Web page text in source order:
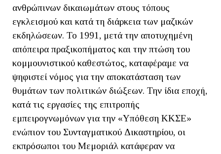
ανθρώπινων δικαιωμάτων στους τόπους
εγκλεισμού και κατά τη διάρκεια των μαζικών
εκδηλώσεων. Το 1991, μετά την αποτυχημένη
απόπειρα πραξικοπήματος και την πτώση του
κομμουνιστικού καθεστώτος, καταφέραμε να
ψηφιστεί νόμος για την αποκατάσταση των
θυμάτων των πολιτικών διώξεων. Την ίδια εποχή,
κατά τις εργασίες της επιτροπής
εμπειρογνωμόνων για την «Υπόθεση ΚΚΣΕ»
ενώπιον του Συνταγματικού Δικαστηρίου, οι
εκπρόσωποι του Μεμοριάλ κατάφεραν να